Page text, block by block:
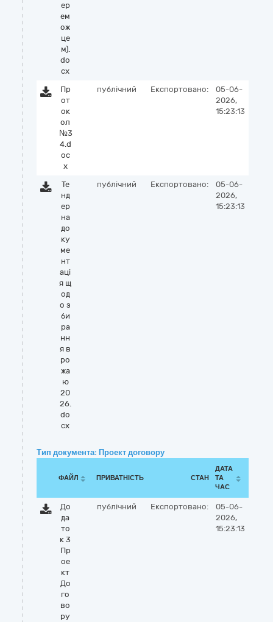
ер
ем
ож
це
м).
do
cx
Пр
от
ок
ол
№3
4.d
oc
x
публічний Експортовано:
05-06-
2026,
15:23:13
Те
нд
ер
на
до
ку
ме
нт
аці
я щ
од
о з
би
ра
нн
я в
ро
жа
ю
20
26.
do
cx
публічний Експортовано:
05-06-
2026,
15:23:13
Тип документа: Проект договору
ФАЙЛ ПРИВАТНІСТЬ СТАН
ДАТА
ТА
ЧАС
До
да
то
к 3
Пр
ое
кт
До
го
во
ру
публічний Експортовано:
05-06-
2026,
15:23:13